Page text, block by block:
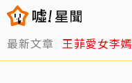
最新文章 王菲愛女李嫣